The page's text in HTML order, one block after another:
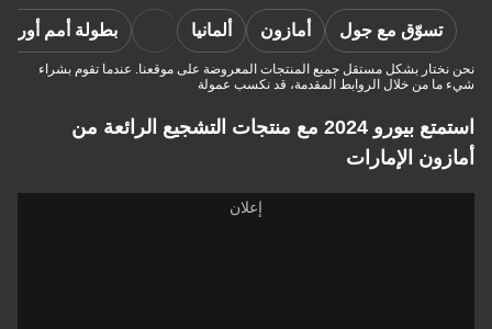
تسوّق مع جول أمازون ألمانيا بطولة أمم
نحن نختار بشكل مستقل جميع المنتجات المعروضة على موقعنا. عندما تقوم بشراء
شيء ما من خلال الروابط المقدمة، قد نكسب عمولة
استمتع بيورو 2024 مع منتجات التشجيع الرائعة من
أمازون الإمارات